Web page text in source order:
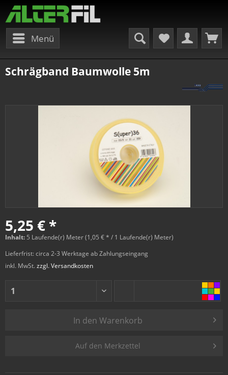
Menü
Schrägband Baumwolle 5m
5,25 € *
Inhalt: 5 Laufende(r) Meter (1,05 € * / 1 Laufende(r) Meter)
Lieferfrist: circa 2-3 Werktage ab Zahlungseingang
inkl. MwSt. zzgl. Versandkosten
In den Warenkorb
Auf den Merkzettel